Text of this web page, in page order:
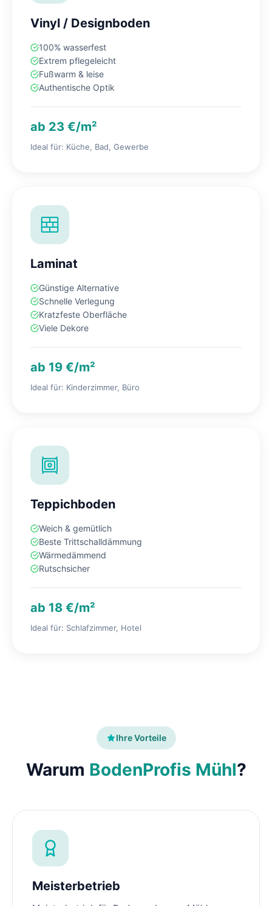
Vinyl / Designboden
100% wasserfest
Extrem pflegeleicht
Fußwarm & leise
Authentische Optik
ab 23 €/m²
Ideal für: Küche, Bad, Gewerbe
Laminat
Günstige Alternative
Schnelle Verlegung
Kratzfeste Oberfläche
Viele Dekore
ab 19 €/m²
Ideal für: Kinderzimmer, Büro
Teppichboden
Weich & gemütlich
Beste Trittschalldämmung
Wärmedämmend
Rutschsicher
ab 18 €/m²
Ideal für: Schlafzimmer, Hotel
Ihre Vorteile
Warum BodenProfis Mühl?
Meisterbetrieb